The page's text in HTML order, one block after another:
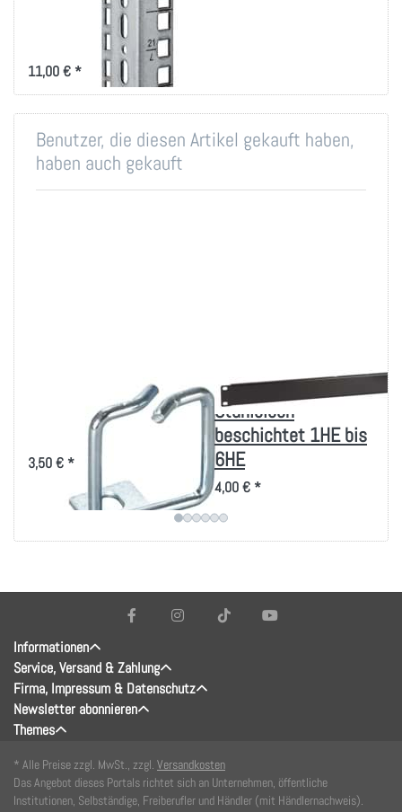
kurze 19"-Rasterschiene als
vertikale Montageleiste für den
11,00 € *
Benutzer, die diesen Artikel gekauft haben,
haben auch gekauft
40x40mm, vertikale
Kabelführung
3,50 € *
Blindplatten
Stahlblech
beschichtet 1HE bis
6HE
4,00 € *
Informationen
Service, Versand & Zahlung
Firma, Impressum & Datenschutz
Newsletter abonnieren
Themes
* Alle Preise zzgl. MwSt., zzgl. Versandkosten
Das Angebot dieses Portals richtet sich an Unternehmen, öffentliche
Institutionen, Selbständige, Freiberufler und Händler (mit Händlernachweis).